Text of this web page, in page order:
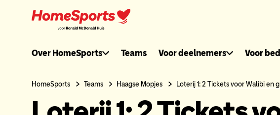
header
Over HomeSports Teams Voor deelnemers Voor
HomeSports Teams Haagse Mopjes Loterij 1: 2 Tickets voor Walibi en